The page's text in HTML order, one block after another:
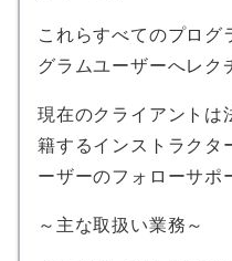
これらすべてのプログ
グラムユーザーへレク
現在のクライアントは
籍するインストラクタ
ーザーのフォローサポ
～主な取扱い業務～